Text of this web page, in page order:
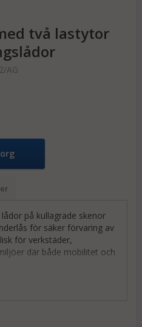
två lastytor
AG
på kullagrade skenor
för säker förvaring av
för verkstäder,
där både mobilitet och
skenor (25 kg/låda)